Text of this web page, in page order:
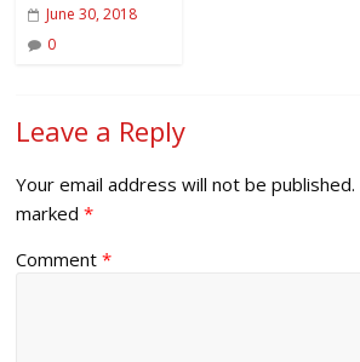
June 30, 2018
0
Leave a Reply
Your email address will not be published.
marked*
Comment*